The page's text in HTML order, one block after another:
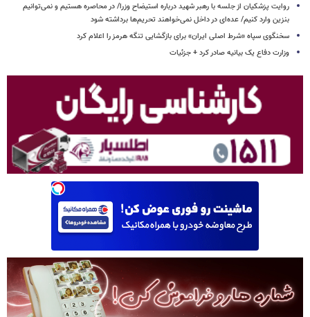
روایت پزشکیان از جلسه با رهبر شهید درباره استیضاح وزرا/ در محاصره هستیم و نمی‌توانیم
بنزین وارد کنیم/ عده‌ای در داخل نمی‌خواهند تحریم‌ها برداشته شود
سخنگوی سپاه «شرط اصلی ایران» برای بازگشایی تنگه هرمز را اعلام کرد
وزارت دفاع یک بیانیه صادر کرد + جزئیات